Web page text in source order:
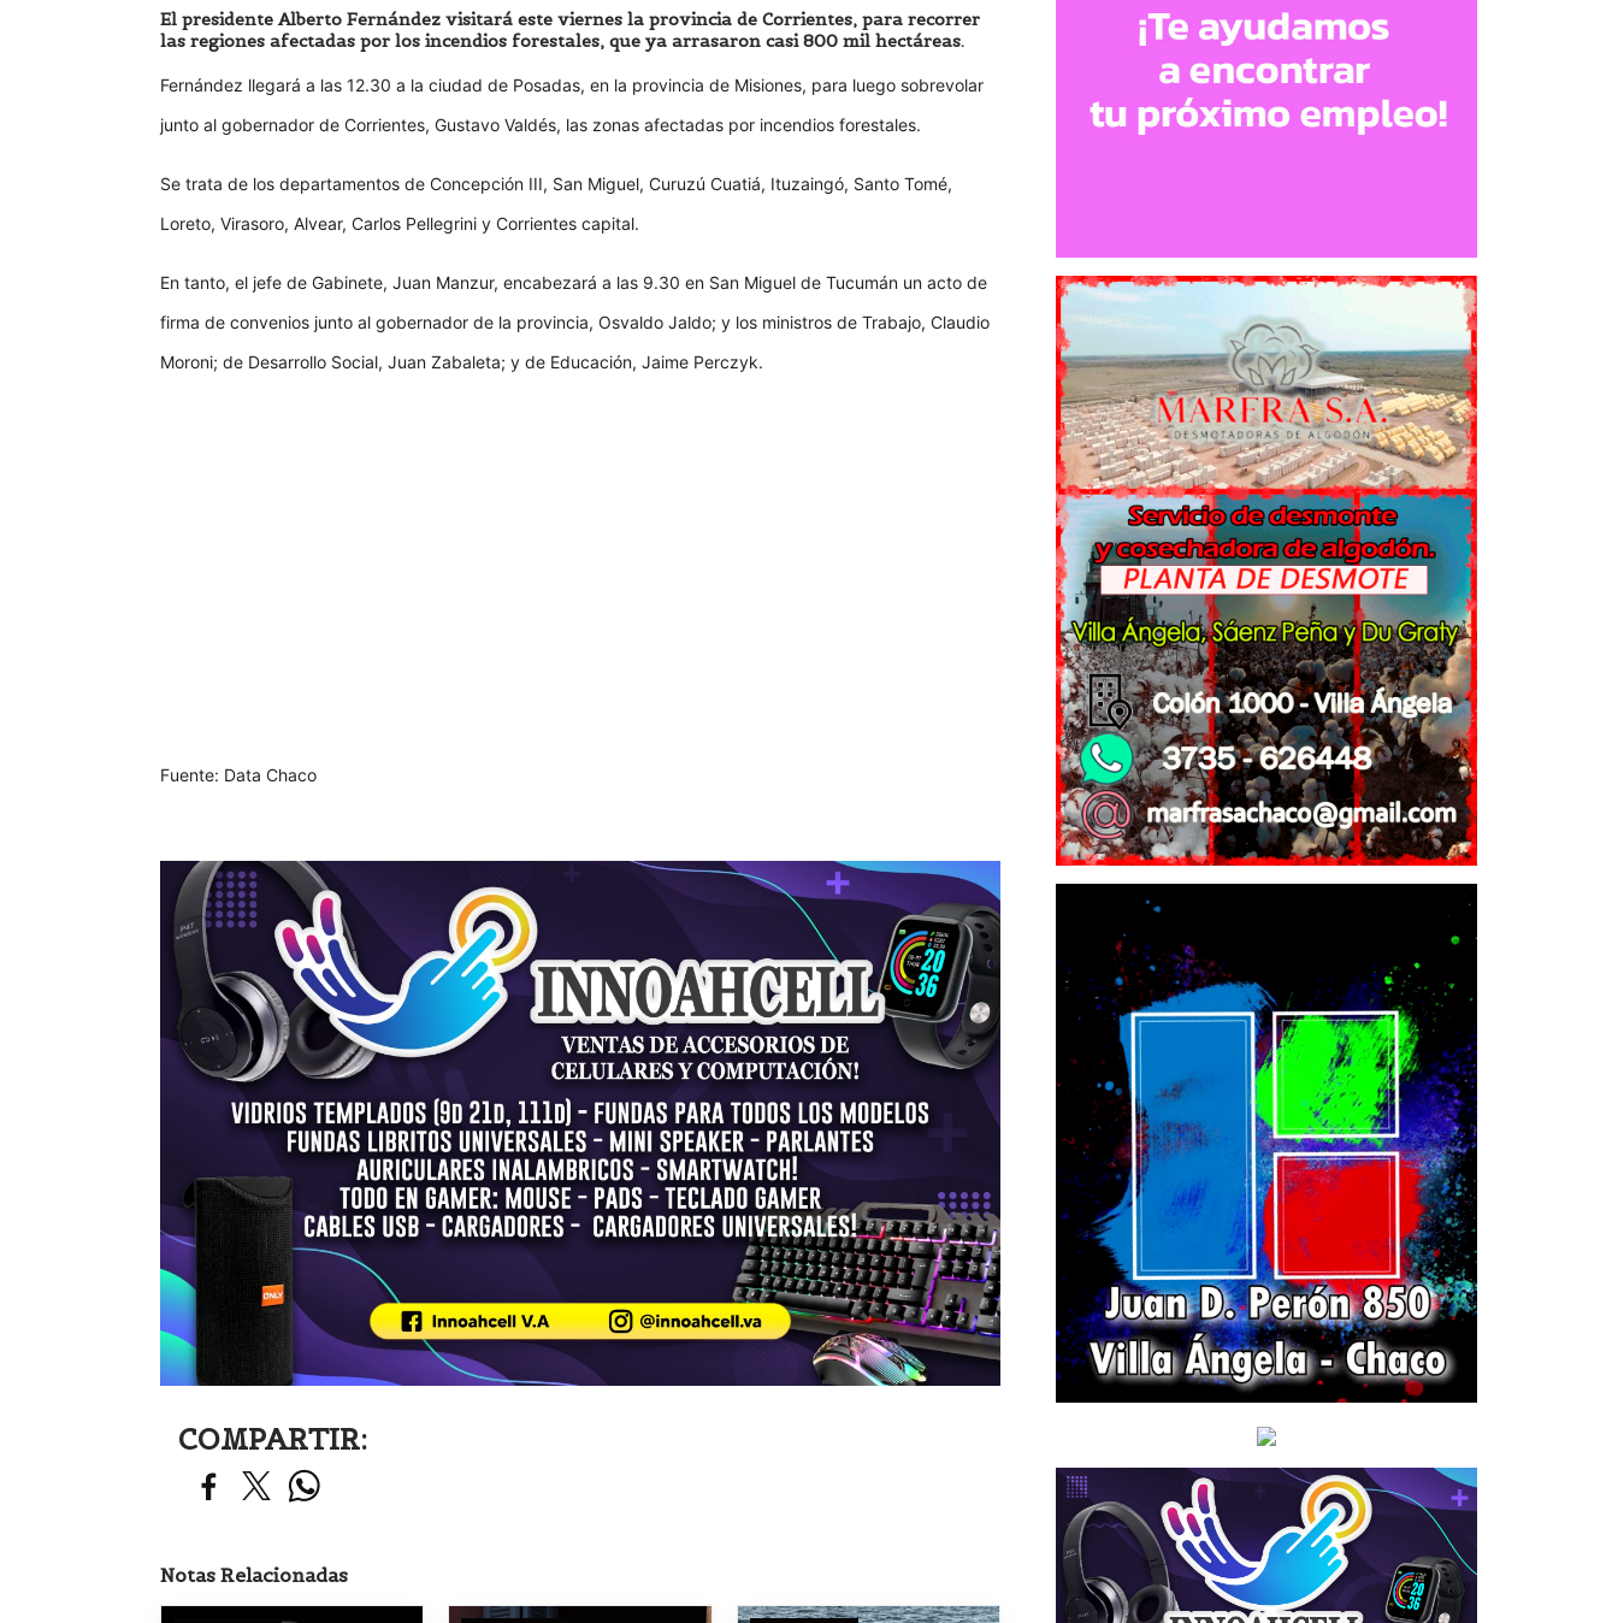
El presidente Alberto Fernández visitará este viernes la provincia de Corrientes, para recorrer
las regiones afectadas por los incendios forestales, que ya arrasaron casi 800 mil hectáreas.
Fernández llegará a las 12.30 a la ciudad de Posadas, en la provincia de Misiones, para luego sobrevolar
junto al gobernador de Corrientes, Gustavo Valdés, las zonas afectadas por incendios forestales.
Se trata de los departamentos de Concepción III, San Miguel, Curuzú Cuatiá, Ituzaingó, Santo Tomé,
Loreto, Virasoro, Alvear, Carlos Pellegrini y Corrientes capital.
En tanto, el jefe de Gabinete, Juan Manzur, encabezará a las 9.30 en San Miguel de Tucumán un acto de
firma de convenios junto al gobernador de la provincia, Osvaldo Jaldo; y los ministros de Trabajo, Claudio
Moroni; de Desarrollo Social, Juan Zabaleta; y de Educación, Jaime Perczyk.
Fuente: Data Chaco
COMPARTIR:
Notas Relacionadas